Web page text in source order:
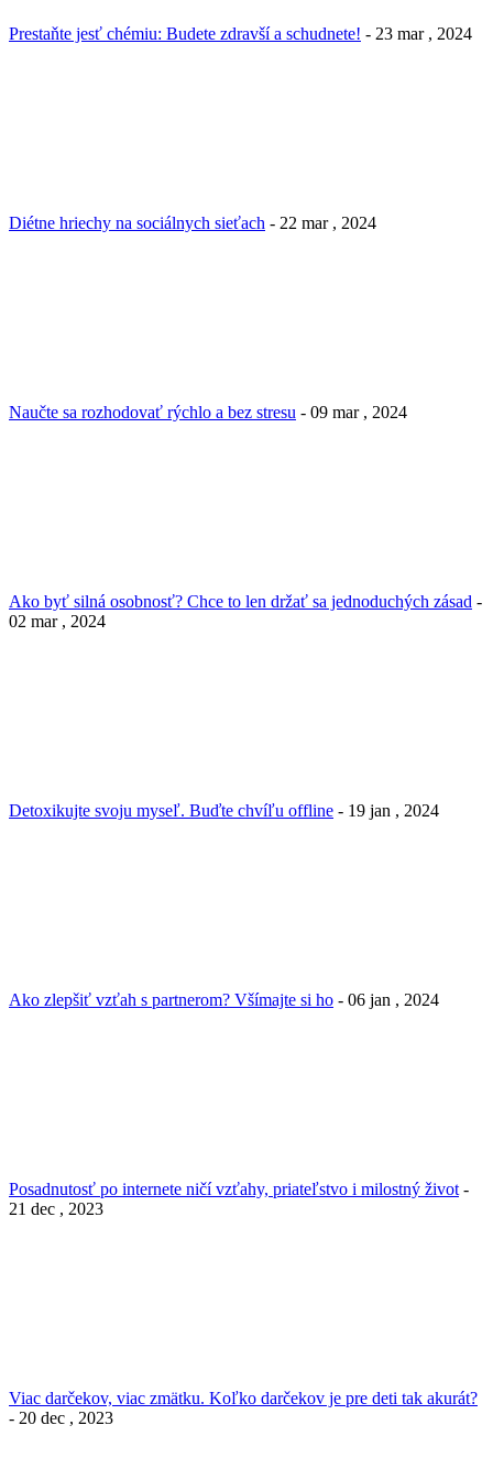
Prestaňte jesť chémiu: Budete zdravší a schudnete! - 23 mar , 2024
Diétne hriechy na sociálnych sieťach - 22 mar , 2024
Naučte sa rozhodovať rýchlo a bez stresu - 09 mar , 2024
Ako byť silná osobnosť? Chce to len držať sa jednoduchých zásad -
02 mar , 2024
Detoxikujte svoju myseľ. Buďte chvíľu offline - 19 jan , 2024
Ako zlepšiť vzťah s partnerom? Všímajte si ho - 06 jan , 2024
Posadnutosť po internete ničí vzťahy, priateľstvo i milostný život -
21 dec , 2023
Viac darčekov, viac zmätku. Koľko darčekov je pre deti tak akurát?
- 20 dec , 2023